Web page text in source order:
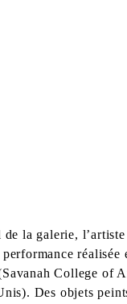
de la galerie,
réalisée
College of
Des objets